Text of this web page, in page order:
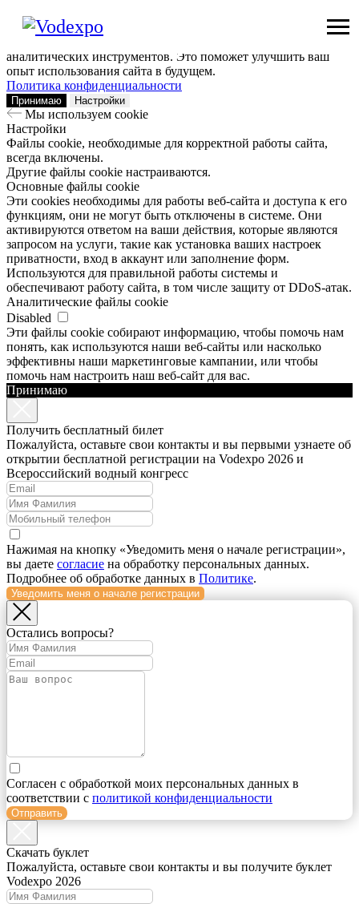
Мы используем сookie
Заходя на наш сайт, вы помогаете нам сделать его лучше: мы
аналитических инструментов. Это поможет улучшить ваш
опыт использования сайта в будущем.
Политика конфиденциальности
Принимаю Настройки
Мы используем сookie
Настройки
Файлы cookie, необходимые для корректной работы сайта,
всегда включены.
Другие файлы cookie настраиваются.
Основные файлы cookie
Эти cookies необходимы для работы веб-сайта и доступа к его
функциям, они не могут быть отключены в системе. Они
активируются ответом на ваши действия, которые являются
запросом на услуги, такие как установка ваших настроек
приватности, вход в аккаунт или заполнение форм.
Используются для правильной работы системы и
обеспечивают работу сайта, в том числе защиту от DDoS-атак.
Аналитические файлы cookie
Disabled
Эти файлы cookie собирают информацию, чтобы помочь нам
понять, как используются наши веб-сайты или насколько
эффективны наши маркетинговые кампании, или чтобы
помочь нам настроить наш веб-сайт для вас.
Принимаю
Получить бесплатный билет
Пожалуйста, оставьте свои контакты и вы первыми узнаете об
открытии бесплатной регистрации на Vodexpo 2026 и
Всероссийский водный конгресс
Нажимая на кнопку «Уведомить меня о начале регистрации»,
вы даете согласие на обработку персональных данных.
Подробнее об обработке данных в Политике.
Уведомить меня о начале регистрации
Остались вопросы?
Согласен с обработкой моих персональных данных в
соответствии с политикой конфиденциальности
Отправить
Cкачать буклет
Пожалуйста, оставьте свои контакты и вы получите буклет
Vodexpo 2026